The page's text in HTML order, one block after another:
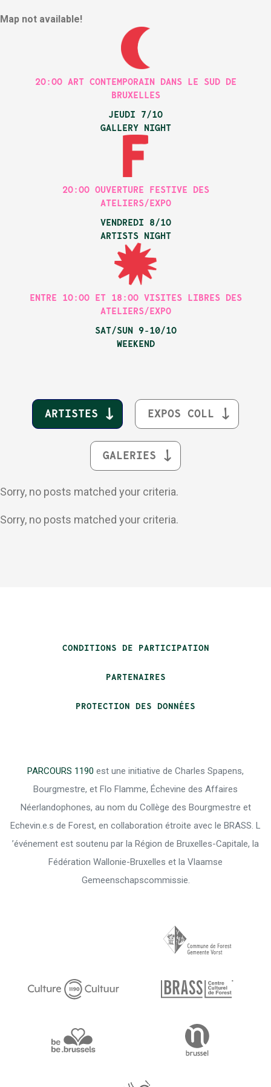
Map not available!
GALLERY NIGHT
JEUDI 7/1O
2O:OO ART CONTEMPORAIN DANS LE SUD DE
BRUXELLES
ARTISTS NIGHT
VENDREDI 8/1O
2O:OO OUVERTURE FESTIVE DES
ATELIERS/EXPO
WEEKEND
SAT/SUN 9-10/1O
ENTRE 1O:OO ET 18:OO VISITES LIBRES DES
ATELIERS/EXPO
ARTISTES EXPOS COLL
GALERIES
Sorry, no posts matched your criteria.
Sorry, no posts matched your criteria.
CONDITIONS DE PARTICIPATION
PARTENAIRES
PROTECTION DES DONNÉES
PARCOURS 1190 est une initiative de Charles Spapens,
Bourgmestre, et Flo Flamme, Échevine des Affaires
Néerlandophones, au nom du Collège des Bourgmestre et
Echevin.e.s de Forest, en collaboration étroite avec le BRASS. L
’événement est soutenu par la Région de Bruxelles-Capitale, la
Fédération Wallonie-Bruxelles et la Vlaamse
Gemeenschapscommissie.